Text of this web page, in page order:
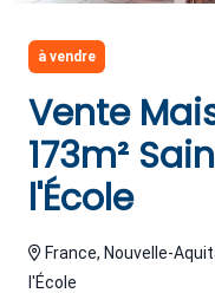
à vendre
Vente
173m²
l'École
France, Nouvelle-
l'École